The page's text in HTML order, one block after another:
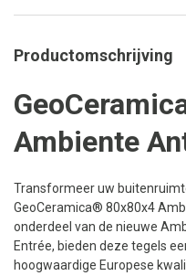
Productomschrijving
Ambiente
Transformeer uw
GeoCeramica® 80x80x4
onderdeel van de nieuwe
Entrée, bieden deze tegels
hoogwaardige Europese